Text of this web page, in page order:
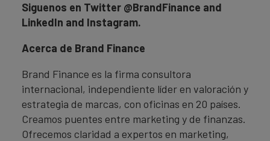
Siguenos en Twitter @BrandFinance and
LinkedIn and Instagram.
Acerca de Brand Finance
Brand Finance es la firma consultora
internacional, independiente líder en valoración y
estrategia de marcas, con oficinas en 20 países.
Creamos puentes entre marketing y de finanzas.
Ofrecemos claridad a expertos en marketing,